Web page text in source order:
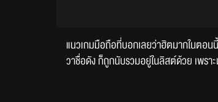
แนวเกมมือถือที่บอกเลยว่าฮิตมากในตอน
วาชื่อดัง ก็ถูกนับรวมอยู่ในลิสต์ด้วย เพรา